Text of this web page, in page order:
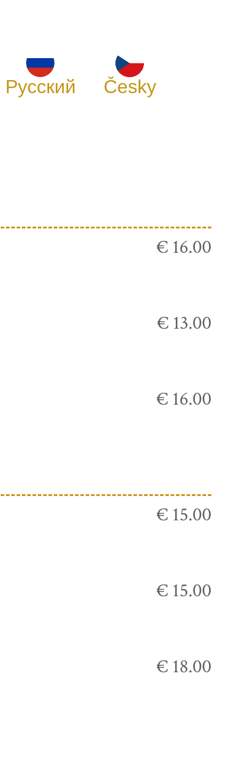
Русский Česky
€ 16.00
€ 13.00
€ 16.00
€ 15.00
€ 15.00
€ 18.00